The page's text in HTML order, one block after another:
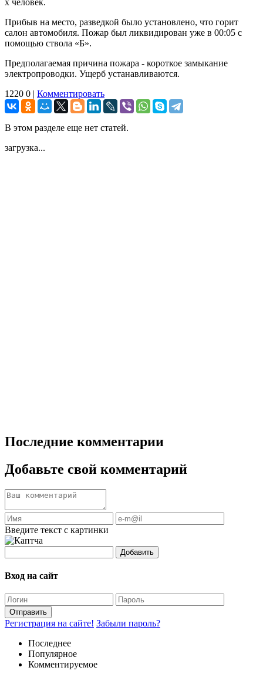
Прибыв на место, разведкой было установлено, что горит
салон автомобиля. Пожар был ликвидирован уже в 00:05 с
помощью ствола «Б».
Предполагаемая причина пожара - короткое замыкание
электропроводки. Ущерб устанавливаются.
1220 0 | Комментировать
В этом разделе еще нет статей.
загрузка...
Последние комментарии
Добавьте свой комментарий
Введите текст с картинки
Добавить
Вход на сайт
Отправить
Регистрация на сайте! Забыли пароль?
Последнее
Популярное
Комментируемое